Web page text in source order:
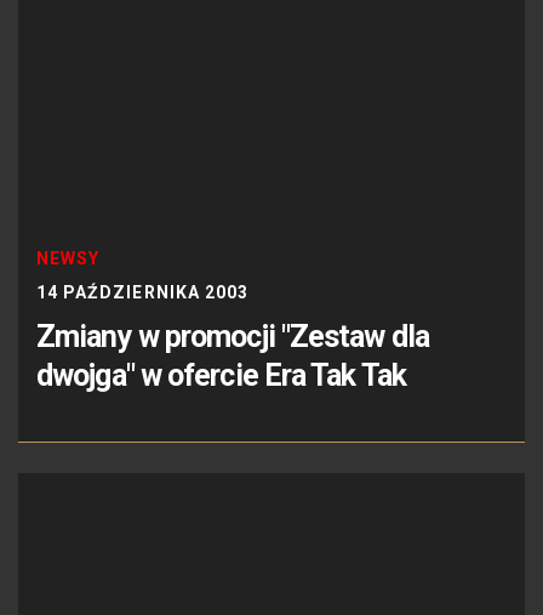
NEWSY
14 PAŹDZIERNIKA 2003
Zmiany w promocji "Zestaw dla
dwojga" w ofercie Era Tak Tak